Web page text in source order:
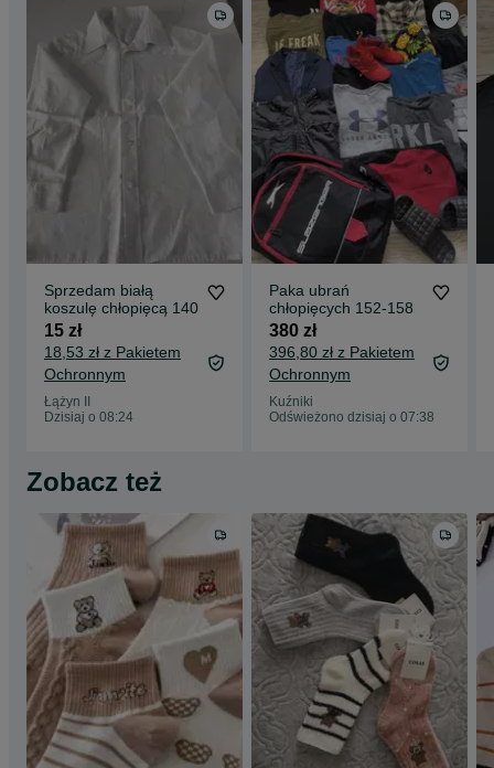
Sprzedam białą
koszulę chłopięcą 140
15 zł
18,53 zł z Pakietem
Ochronnym
Łążyn II
Dzisiaj o 08:24
Paka ubrań
chłopięcych 152-158
380 zł
396,80 zł z Pakietem
Ochronnym
Kuźniki
Odświeżono dzisiaj o 07:38
Zobacz też